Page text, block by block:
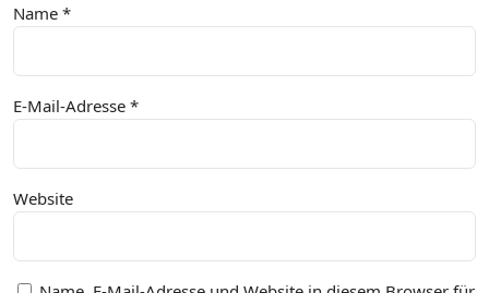
Name *
E-Mail-Adresse *
Website